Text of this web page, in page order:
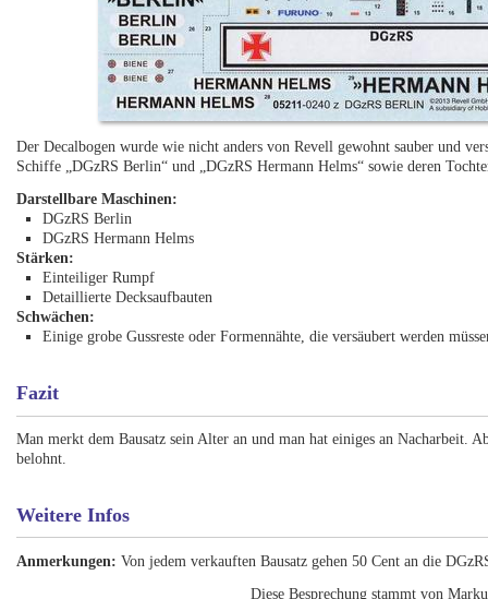
Der Decalbogen wurde wie nicht anders von Revell gewohnt sauber und
Schiffe „DGzRS Berlin“ und „DGzRS Hermann Helms“ sowie deren
Darstellbare Maschinen:
DGzRS Berlin
DGzRS Hermann Helms
Stärken:
Einteiliger Rumpf
Detaillierte Decksaufbauten
Schwächen:
Einige grobe Gussreste oder Formennähte, die versäubert werden
Fazit
Man merkt dem Bausatz sein Alter an und man hat einiges an Nacharbeit.
belohnt.
Weitere Infos
Anmerkungen:Von jedem verkauften Bausatz gehen 50 Cent an die
Diese Besprechung stammt von